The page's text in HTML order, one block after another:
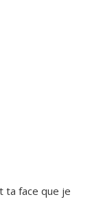
ta face que je